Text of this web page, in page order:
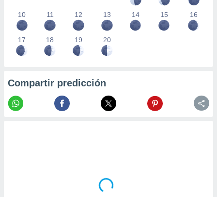
10 11 12 13 14 15 16
17 18 19 20
Compartir predicción